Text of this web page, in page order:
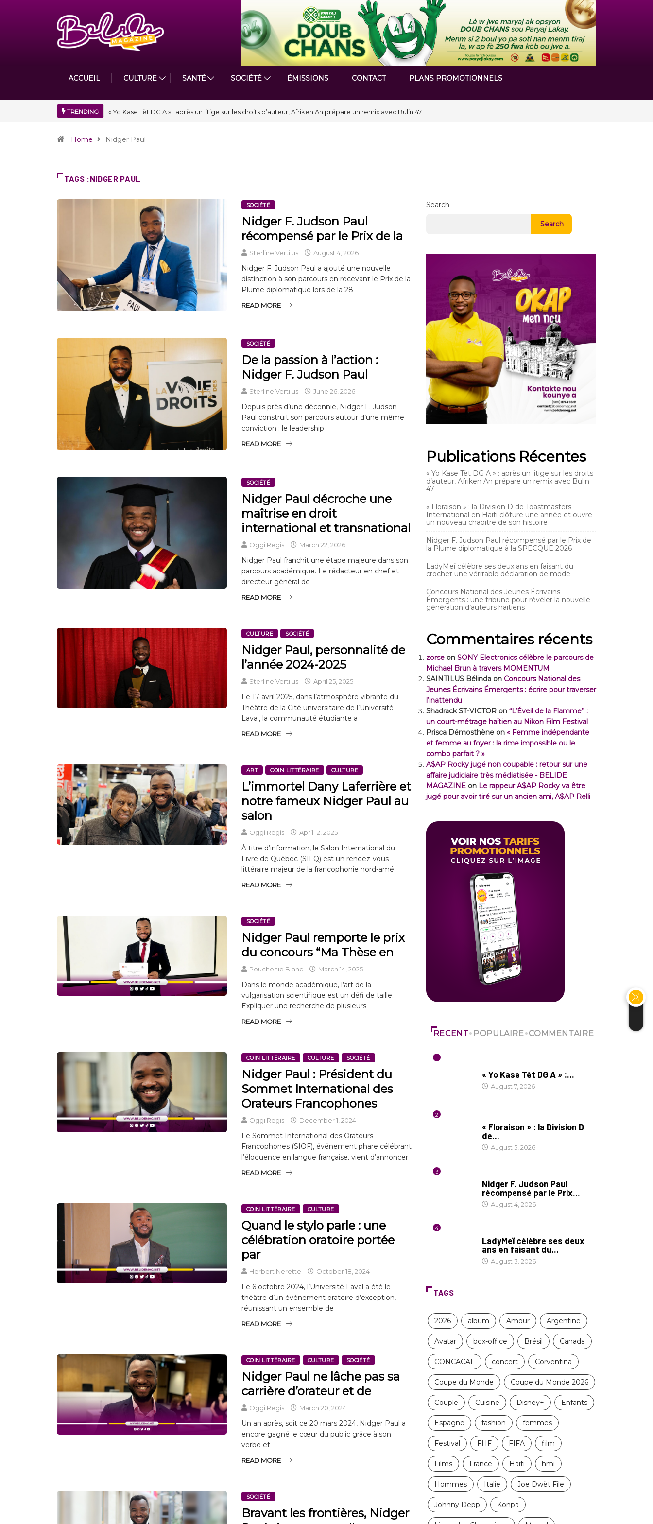
ACCUEIL CULTURE SANTÉ SOCIÉTÉ ÉMISSIONS CONTACT PLANS PROMOTIONNELS
TRENDING « Floraison » : la Division D de Toastmasters International en Haïti clôture une année et ouvre un nouveau chapitre de son histoire
Home Nidger Paul
TAGS :NIDGER PAUL
SOCIÉTÉ
Nidger F. Judson Paul
récompensé par le Prix de la
Sterline Vertilus August 4, 2026
Nidger F. Judson Paul a ajouté une nouvelle
distinction à son parcours en recevant le Prix de la
Plume diplomatique lors de la 28
READ MORE
SOCIÉTÉ
De la passion à l’action :
Nidger F. Judson Paul
Sterline Vertilus June 26, 2026
Depuis près d’une décennie, Nidger F. Judson
Paul construit son parcours autour d’une même
conviction : le leadership
READ MORE
SOCIÉTÉ
Nidger Paul décroche une
maîtrise en droit
international et transnational
Oggi Regis March 22, 2026
Nidger Paul franchit une étape majeure dans son
parcours académique. Le rédacteur en chef et
directeur général de
READ MORE
CULTURE SOCIÉTÉ
Nidger Paul, personnalité de
l’année 2024-2025
Sterline Vertilus April 25, 2025
Le 17 avril 2025, dans l’atmosphère vibrante du
Théâtre de la Cité universitaire de l’Université
Laval, la communauté étudiante a
READ MORE
ART COIN LITTÉRAIRE CULTURE
L’immortel Dany Laferrière et
notre fameux Nidger Paul au
salon
Oggi Regis April 12, 2025
À titre d’information, le Salon International du
Livre de Québec (SILQ) est un rendez-vous
littéraire majeur de la francophonie nord-amé
READ MORE
SOCIÉTÉ
Nidger Paul remporte le prix
du concours “Ma Thèse en
Pouchenie Blanc March 14, 2025
Dans le monde académique, l’art de la
vulgarisation scientifique est un défi de taille.
Expliquer une recherche de plusieurs
READ MORE
COIN LITTÉRAIRE CULTURE SOCIÉTÉ
Nidger Paul : Président du
Sommet International des
Orateurs Francophones
Oggi Regis December 1, 2024
Le Sommet International des Orateurs
Francophones (SIOF), événement phare célébrant
l’éloquence en langue française, vient d’annoncer
READ MORE
COIN LITTÉRAIRE CULTURE
Quand le stylo parle : une
célébration oratoire portée
par
Herbert Nerette October 18, 2024
Le 6 octobre 2024, l’Université Laval a été le
théâtre d’un événement oratoire d’exception,
réunissant un ensemble de
READ MORE
COIN LITTÉRAIRE CULTURE SOCIÉTÉ
Nidger Paul ne lâche pas sa
carrière d’orateur et de
Oggi Regis March 20, 2024
Un an après, soit ce 20 mars 2024, Nidger Paul a
encore gagné le cœur du public grâce à son
verbe et
READ MORE
SOCIÉTÉ
Bravant les frontières, Nidger
Search
Search
Publications Récentes
« Yo Kase Tèt DG A » : après un litige sur les droits
d’auteur, Afriken An prépare un remix avec Bulin
47
« Floraison » : la Division D de Toastmasters
International en Haïti clôture une année et ouvre
un nouveau chapitre de son histoire
Nidger F. Judson Paul récompensé par le Prix de
la Plume diplomatique à la SPECQUE 2026
LadyMeï célèbre ses deux ans en faisant du
crochet une véritable déclaration de mode
Concours National des Jeunes Écrivains
Émergents : une tribune pour révéler la nouvelle
génération d’auteurs haïtiens
Commentaires récents
zorse on SONY Electronics célèbre le parcours de
Michael Brun à travers MOMENTUM
SAINTILUS Bélinda on Concours National des
Jeunes Écrivains Émergents : écrire pour traverser
l’inattendu
Shadrack ST-VICTOR on “L’Éveil de la Flamme” :
un court-métrage haïtien au Nikon Film Festival
Prisca Démosthène on « Femme indépendante
et femme au foyer : la rime impossible ou le
combo parfait ? »
A$AP Rocky jugé non coupable : retour sur une
affaire judiciaire très médiatisée - BELIDE
MAGAZINE on Le rappeur A$AP Rocky va être
jugé pour avoir tiré sur un ancien ami, A$AP Relli
RECENT POPULAIRE COMMENTAIRE
1
« Yo Kase Tèt DG A » :...
August 7, 2026
2
« Floraison » : la Division D
de...
August 5, 2026
3
Nidger F. Judson Paul
récompensé par le Prix...
August 4, 2026
4
LadyMeï célèbre ses deux
ans en faisant du...
August 3, 2026
TAGS
2026 album Amour Argentine
Avatar box-office Brésil Canada
CONCACAF concert Corventina
Coupe du Monde Coupe du Monde 2026
Couple Cuisine Disney+ Enfants
Espagne fashion femmes
Festival FHF FIFA film
Films France Haïti hmi
Hommes Italie Joe Dwèt File
Johnny Depp Konpa